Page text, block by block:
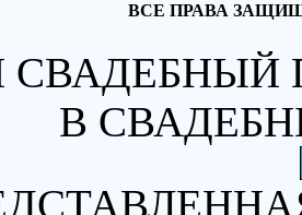
ВСЕ ПРАВА
В